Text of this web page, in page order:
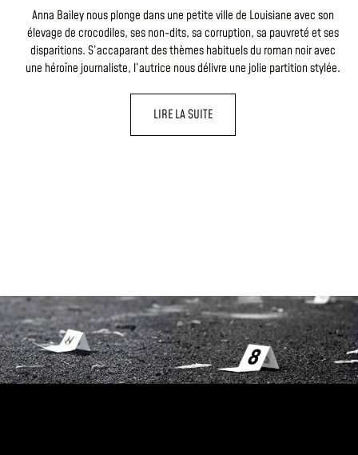
Anna Bailey nous plonge dans une petite ville de Louisiane avec son
élevage de crocodiles, ses non-dits, sa corruption, sa pauvreté et ses
disparitions. S’accaparant des thèmes habituels du roman noir avec
une héroïne journaliste, l’autrice nous délivre une jolie partition stylée.
LIRE LA SUITE